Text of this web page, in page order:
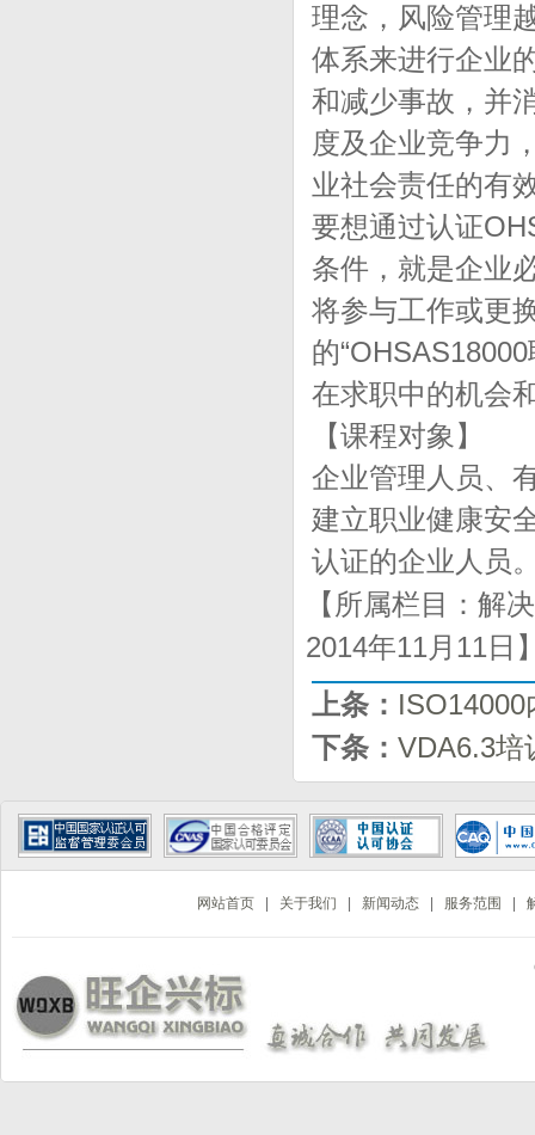
理念，风险管理
体系来进行企业
和减少事故，并
度及企业竞争力
业社会责任的有
要想通过认证
条件，就是企业
将参与工作或更
的
在求职中的机会
【课程对象】
企业管理人员、
建立职业健康安
认证的企业人员
【所属栏目：
2014年11月11
上条：
下条： VDA6.3培
网站首页 | 关于我们 | 新闻动态 | 服务范围 |